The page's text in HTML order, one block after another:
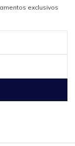
exclusivos